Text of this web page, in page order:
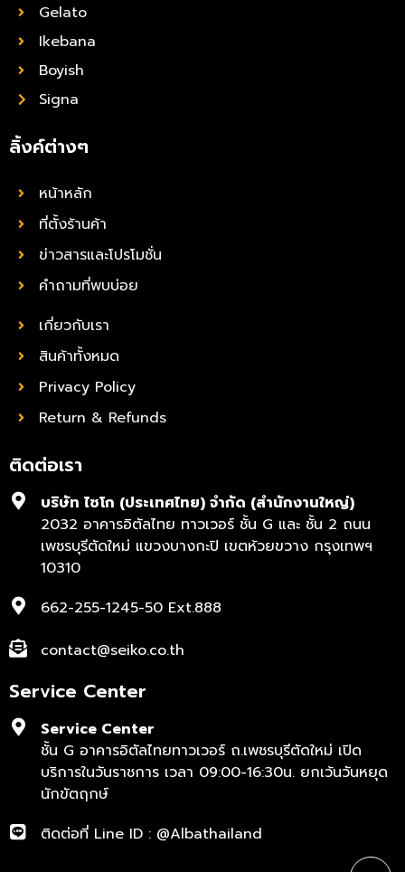
Gelato
Ikebana
Boyish
Signa
ลิ้งค์ต่างๆ
หน้าหลัก
ที่ตั้งร้านค้า
ข่าวสารและโปรโมชั่น
คำถามที่พบบ่อย
เกี่ยวกับเรา
สินค้าทั้งหมด
Privacy Policy
Return & Refunds
ติดต่อเรา
บริษัท ไซโก (ประเทศไทย) จำกัด (สำนักงานใหญ่)
2032 อาคารอิตัลไทย ทาวเวอร์ ชั้น G และ ชั้น 2 ถนน
เพชรบุรีตัดใหม่ แขวงบางกะปิ เขตห้วยขวาง กรุงเทพฯ
10310
662-255-1245-50 Ext.888
contact@seiko.co.th
Service Center
Service Center
ชั้น G อาคารอิตัลไทยทาวเวอร์ ถ.เพชรบุรีตัดใหม่ เปิด
บริการในวันราชการ เวลา 09:00-16:30น. ยกเว้นวันหยุด
นักขัตฤกษ์
ติดต่อที่ Line ID : @Albathailand